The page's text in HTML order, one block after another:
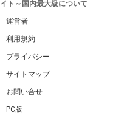
イト～国内最大級について
運営者
利用規約
プライバシー
サイトマップ
お問い合せ
PC版